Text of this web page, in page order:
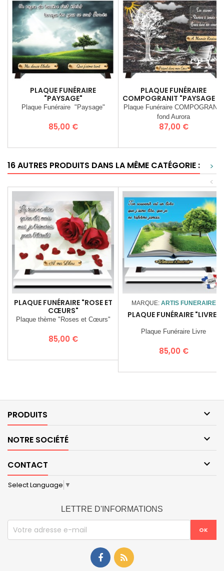
PLAQUE FUNÉRAIRE
"PAYSAGE"
Plaque Funéraire "Paysage"
Prix
85,00 €
PLAQUE FUNÉRAIRE
COMPOGRANIT "PAYSAGE ET
BANC"
Plaque Funéraire COMPOGRANIT
fond Aurora
Prix
87,00 €
16 AUTRES PRODUITS DANS LA MÊME CATÉGORIE :
>
<
PLAQUE FUNÉRAIRE "ROSE ET
CŒURS"
Plaque thème "Roses et Cœurs"
Prix
85,00 €
MARQUE: ARTIS FUNERAIRE
PLAQUE FUNÉRAIRE "LIVRE"
Plaque Funéraire Livre
Prix
85,00 €
PRODUITS 
NOTRE SOCIÉTÉ 
CONTACT 
Select Language ▼
LETTRE D'INFORMATIONS